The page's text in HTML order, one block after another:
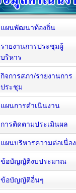
แผนพัฒนาท้องถิ่น
รายงานการประชุมผู้
บริหาร
กิจการสภา/รายงานการ
ประชุม
แผนการดำเนินงาน
การติดตามประเมินผล
แผนบริหารความต่อเนื่อง
ข้อบัญญัติงบประมาณ
ข้อบัญญัติอื่นๆ